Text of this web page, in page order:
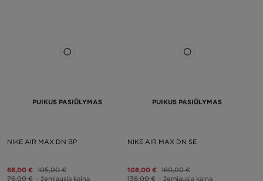
PUIKUS PASIŪLYMAS
NIKE AIR MAX DN BP
66,00 € 105,00 €
76,00 € – žemiausia kaina
PUIKUS PASIŪLYMAS
NIKE AIR MAX DN SE
108,00 € 180,00 €
136,00 € – žemiausia kaina